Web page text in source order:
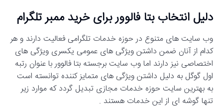
دلیل انتخاب بتا فالوور برای خرید ممبر تلگرام
وب سایت های متنوع در حوزه خدمات تلگرامی فعالیت دارند و هر
کدام از آنان ضمن داشتن ویژگی های عمومی یکسری ویژگی های
اختصاصی نیز دارند اما وب سایت برجسته بتا فالوور با عنوان رتبه
اول گوگل به دلیل داشتن ویژگی های متمایز کننده توانسته است
به بهترین سایت حوزه خدمات مجازی تبدیل گردد که موارد زیر
تنها گوشه ای از این خدمات هستند .